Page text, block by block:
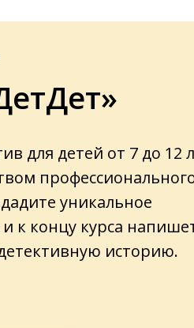
для детей от 7 до 12
уникальное
к концу курса
историю.